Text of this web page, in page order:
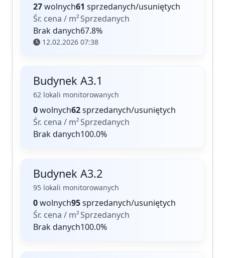
27wolnych61 sprzedanych/usuniętych
Śr. cena / m²
Brak danych
Sprzedanych
67.8%
12.02.2026 07:38
Budynek A3.1
62 lokali monitorowanych
0wolnych62sprzedanych/usuniętych
Śr. cena / m²
Brak danych
Sprzedanych
100.0%
Budynek A3.2
95 lokali monitorowanych
0wolnych95sprzedanych/usuniętych
Śr. cena / m²
Brak danych
Sprzedanych
100.0%